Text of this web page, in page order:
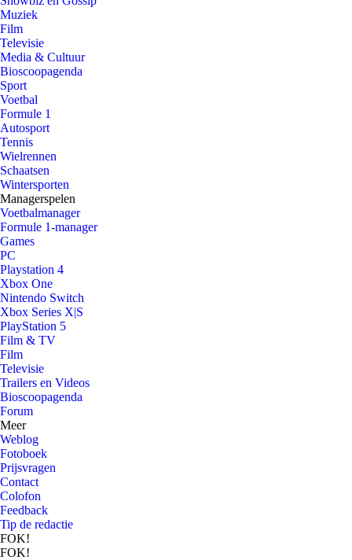
Muziek
Film
Televisie
Media & Cultuur
Bioscoopagenda
Sport
Voetbal
Formule 1
Autosport
Tennis
Wielrennen
Schaatsen
Wintersporten
Managerspelen
Voetbalmanager
Formule 1-manager
Games
PC
Playstation 4
Xbox One
Nintendo Switch
Xbox Series X|S
PlayStation 5
Film & TV
Film
Televisie
Trailers en Videos
Bioscoopagenda
Forum
Meer
Weblog
Fotoboek
Prijsvragen
Contact
Colofon
Feedback
Tip de redactie
FOK!
FOK!